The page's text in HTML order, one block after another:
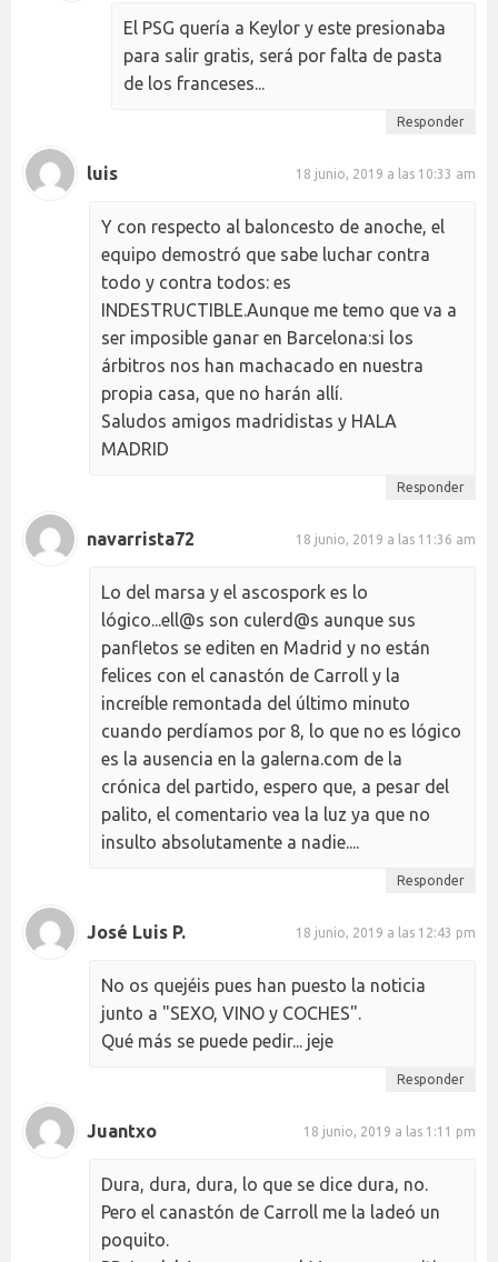
El PSG quería a Keylor y este presionaba
para salir gratis, será por falta de pasta
de los franceses...
Responder
luis 18 junio, 2019 a las 10:33 am
Y con respecto al baloncesto de anoche, el
equipo demostró que sabe luchar contra
todo y contra todos: es
INDESTRUCTIBLE.Aunque me temo que va a
ser imposible ganar en Barcelona:si los
árbitros nos han machacado en nuestra
propia casa, que no harán allí.
Saludos amigos madridistas y HALA
MADRID
Responder
navarrista72 18 junio, 2019 a las 11:36 am
Lo del marsa y el ascospork es lo
lógico...ell@s son culerd@s aunque sus
panfletos se editen en Madrid y no están
felices con el canastón de Carroll y la
increíble remontada del último minuto
cuando perdíamos por 8, lo que no es lógico
es la ausencia en la galerna.com de la
crónica del partido, espero que, a pesar del
palito, el comentario vea la luz ya que no
insulto absolutamente a nadie....
Responder
José Luis P. 18 junio, 2019 a las 12:43 pm
No os quejéis pues han puesto la noticia
junto a "SEXO, VINO y COCHES".
Qué más se puede pedir... jeje
Responder
Juantxo 18 junio, 2019 a las 1:11 pm
Dura, dura, dura, lo que se dice dura, no.
Pero el canastón de Carroll me la ladeó un
poquito.